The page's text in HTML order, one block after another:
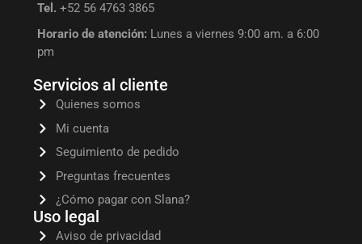
Tel. +52 56 4763 3865
Horario de atención: Lunes a viernes 9:00 am. a 6:00
pm
Servicios al cliente
Quienes somos
Mi cuenta
Seguimiento de pedido
Preguntas frecuentes
¿Cómo pagar con Slana?
Uso legal
Aviso de privacidad